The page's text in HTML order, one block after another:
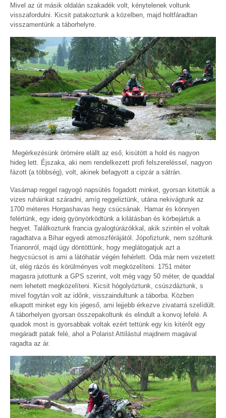
Mivel az út másik oldalán szakadék volt, kénytelenek voltunk
visszafordulni. Kicsit patakoztunk a közelben, majd holtfáradtan
visszamentünk a táborhelyre.
Megérkezésünk örömére elállt az eső, kisütött a hold és nagyon
hideg lett. Éjszaka, aki nem rendelkezett profi felszereléssel, nagyon
fázott (a többség), volt, akinek befagyott a cipzár a sátrán.
Vasárnap reggel ragyogó napsütés fogadott minket, gyorsan kitettük a
vizes ruháinkat száradni, amíg reggeliztünk, utána nekivágtunk az
1700 méteres Horgashavas hegy csúcsának. Hamar és könnyen
felértünk, egy ideig gyönyörködtünk a kilátásban és körbejártuk a
hegyet. Találkoztunk francia gyalogtúrázókkal, akik szintén el voltak
ragadtatva a Bihar egyedi atmoszférájától. Jópofiztunk, nem szóltunk
Trianonról, majd úgy döntöttünk, hogy meglátogatjuk azt a
hegycsúcsot is ami a látóhatár végén fehérlett. Oda már nem vezetett
út, elég rázós és körülményes volt megközelíteni. 1751 méter
magasra jutottunk a GPS szerint, volt még vagy 50 méter, de quaddal
nem lehetett megközelíteni. Kicsit hógolyóztunk, csúszdáztunk, s
mivel fogytán volt az időnk, visszaindultunk a táborba. Közben
elkapott minket egy kis jégeső, ami lejjebb érkezve zivatarrá szelídült.
A táborhelyen gyorsan összepakoltunk és elindult a konvoj lefelé. A
quadok most is gyorsabbak voltak ezért tettünk egy kis kitérőt egy
megáradt patak felé, ahol a Polarist Attilástul majdnem magával
ragadta az ár.